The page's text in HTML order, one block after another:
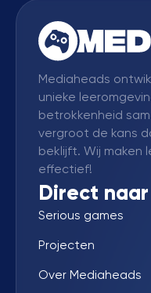
Mediaheads
unieke
betrokkenheid
vergroot de kans
beklijft. Wij maken
effectief!
Direct naar
Serious games
Projecten
Over Mediaheads